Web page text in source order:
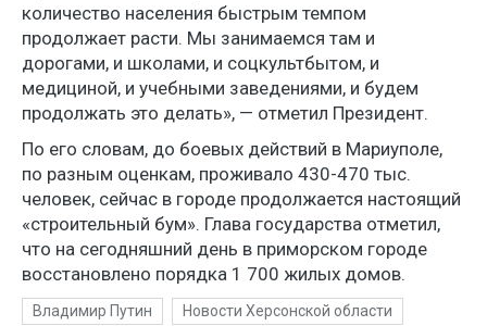
количество населения быстрым темпом
продолжает расти. Мы занимаемся там и
дорогами, и школами, и соцкультбытом, и
медициной, и учебными заведениями, и будем
продолжать это делать», — отметил Президент.
По его словам, до боевых действий в Мариуполе,
по разным оценкам, проживало 430-470 тыс.
человек, сейчас в городе продолжается настоящий
«строительный бум». Глава государства отметил,
что на сегодняшний день в приморском городе
восстановлено порядка 1 700 жилых домов.
Владимир Путин Новости Херсонской области